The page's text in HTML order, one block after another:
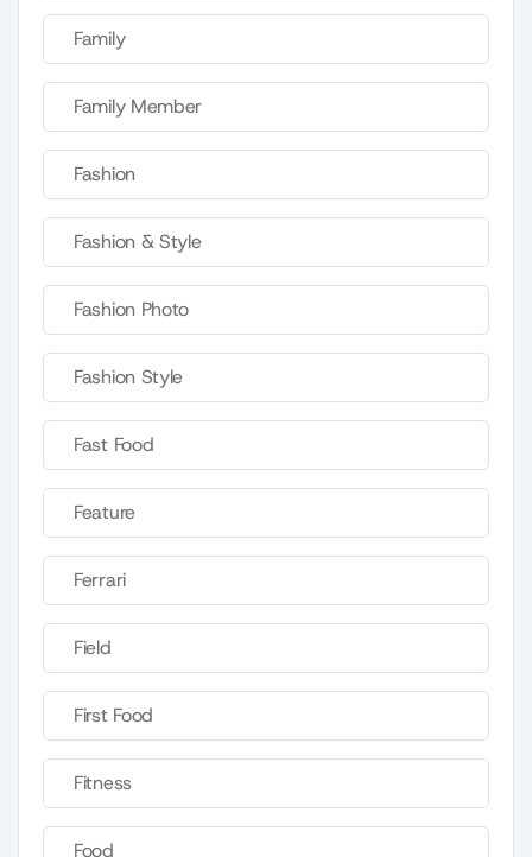
Family
Family Member
Fashion
Fashion & Style
Fashion Photo
Fashion Style
Fast Food
Feature
Ferrari
Field
First Food
Fitness
Food